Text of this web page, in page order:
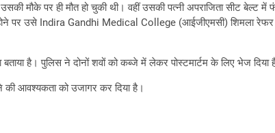
मौके पर ही मौत हो चुकी थी। वहीं उसकी पत्नी अपराजिता सीट बेल्ट
पर उसे Indira Gandhi Medical College (आईजीएमसी) शिमला रेफर
है। पुलिस ने दोनों शवों को कब्जे में लेकर पोस्टमार्टम के लिए भेज दिया
की आवश्यकता को उजागर कर दिया है।